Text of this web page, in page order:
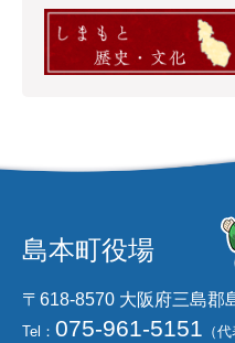
島本町役場
〒618-8570 大阪府三島郡
Tel： 075-961-5151 （代